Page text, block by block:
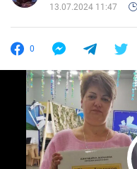
13.07.2024 11:47
0